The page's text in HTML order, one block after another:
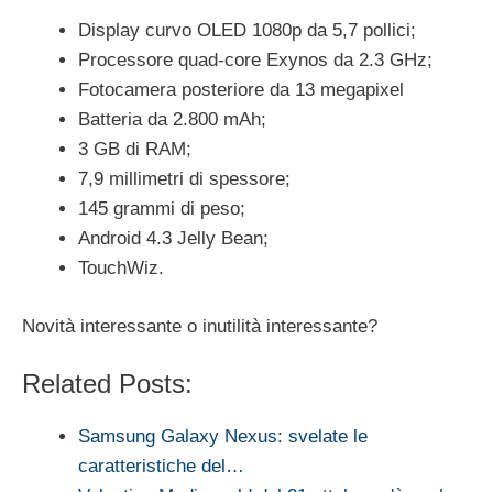
Display curvo OLED 1080p da 5,7 pollici;
Processore quad-core Exynos da 2.3 GHz;
Fotocamera posteriore da 13 megapixel
Batteria da 2.800 mAh;
3 GB di RAM;
7,9 millimetri di spessore;
145 grammi di peso;
Android 4.3 Jelly Bean;
TouchWiz.
Novità interessante o inutilità interessante?
Related Posts:
Samsung Galaxy Nexus: svelate le
caratteristiche del…